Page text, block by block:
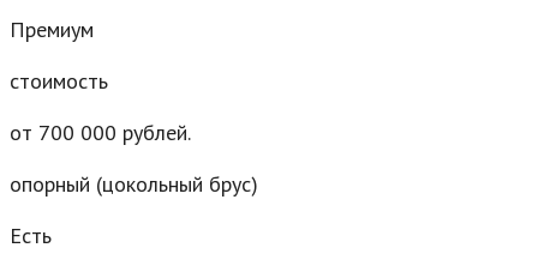
Премиум
стоимость
от 700 000 рублей.
опорный (цокольный брус)
Есть